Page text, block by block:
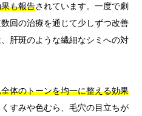
も報告されています。一度で劇
回の治療を通じて少しずつ改善
肝斑のような繊細なシミへの対
体のトーンを均一に整える効果
すみや色むら、毛穴の目立ちが